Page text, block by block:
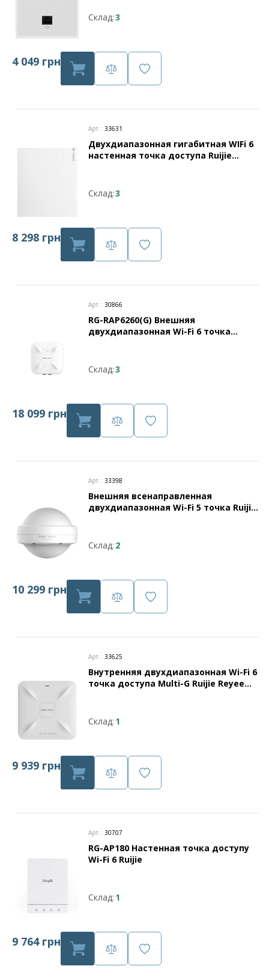
Склад:3
4 049 грн
Арт.: 33631
Двухдиапазонная гигабитная WIFi 6
настенная точка доступа Ruijie
Склад:3
8 298 грн
Арт.: 30866
RG-RAP6260(G) Внешняя
двухдиапазонная Wi-Fi 6 точка
Склад:3
18 099 грн
Арт.: 33398
Внешняя всенаправленная
двухдиапазонная Wi-Fi 5 точка Ruijie
Склад: 2
10 299 грн
Арт.: 33625
Внутренняя двухдиапазонная Wi-Fi 6
точка доступа Multi-G Ruijie Reyee
Склад: 1
9 939 грн
Арт.: 30707
RG-AP180 Настенная точка доступу
Wi-Fi 6 Ruijie
Склад: 1
9 764 грн